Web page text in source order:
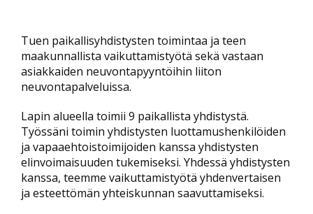
Tuen paikallisyhdistysten toimintaa ja teen
maakunnallista vaikuttamistyötä sekä vastaan
asiakkaiden neuvontapyyntöihin liiton
neuvontapalveluissa.
Lapin alueella toimii 9 paikallista yhdistystä.
Työssäni toimin yhdistysten luottamushenkilöiden
ja vapaaehtoistoimijoiden kanssa yhdistysten
elinvoimaisuuden tukemiseksi. Yhdessä yhdistysten
kanssa, teemme vaikuttamistyötä yhdenvertaisen
ja esteettömän yhteiskunnan saavuttamiseksi.